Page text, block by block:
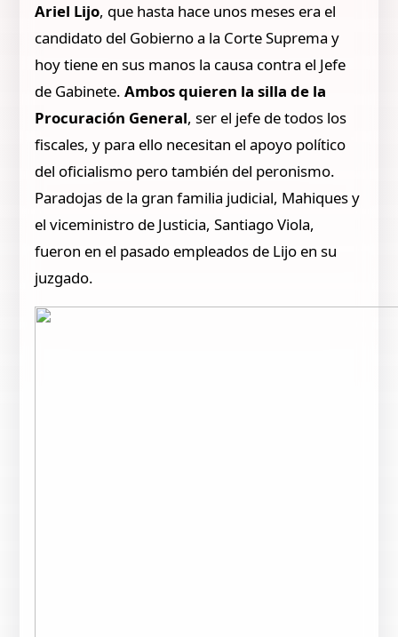
Ariel Lijo, que hasta hace unos meses era el
candidato del Gobierno a la Corte Suprema y
hoy tiene en sus manos la causa contra el Jefe
de Gabinete. Ambos quieren la silla de la
Procuración General, ser el jefe de todos los
fiscales, y para ello necesitan el apoyo político
del oficialismo pero también del peronismo.
Paradojas de la gran familia judicial, Mahiques y
el viceministro de Justicia, Santiago Viola,
fueron en el pasado empleados de Lijo en su
juzgado.